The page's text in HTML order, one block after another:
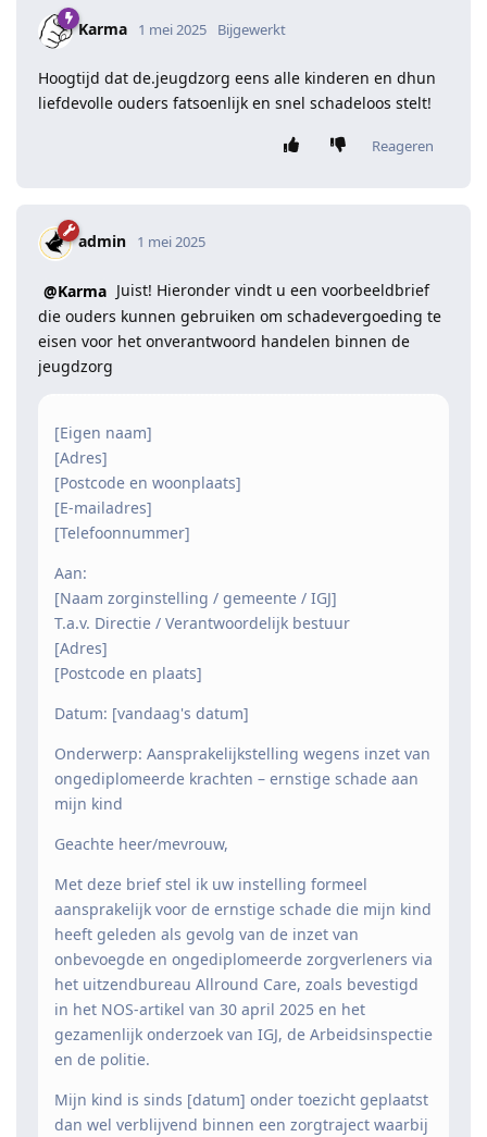
Karma 1 mei 2025 Bijgewerkt
Hoogtijd dat de.jeugdzorg eens alle kinderen en dhun
liefdevolle ouders fatsoenlijk en snel schadeloos stelt!
Reageren
admin 1 mei 2025
@Karma Juist! Hieronder vindt u een voorbeeldbrief
die ouders kunnen gebruiken om schadevergoeding te
eisen voor het onverantwoord handelen binnen de
jeugdzorg
[Eigen naam]
[Adres]
[Postcode en woonplaats]
[E-mailadres]
[Telefoonnummer]
Aan:
[Naam zorginstelling / gemeente / IGJ]
T.a.v. Directie / Verantwoordelijk bestuur
[Adres]
[Postcode en plaats]
Datum: [vandaag's datum]
Onderwerp: Aansprakelijkstelling wegens inzet van
ongediplomeerde krachten – ernstige schade aan
mijn kind
Geachte heer/mevrouw,
Met deze brief stel ik uw instelling formeel
aansprakelijk voor de ernstige schade die mijn kind
heeft geleden als gevolg van de inzet van
onbevoegde en ongediplomeerde zorgverleners via
het uitzendbureau Allround Care, zoals bevestigd
in het NOS-artikel van 30 april 2025 en het
gezamenlijk onderzoek van IGJ, de Arbeidsinspectie
en de politie.
Mijn kind is sinds [datum] onder toezicht geplaatst
dan wel verblijvend binnen een zorgtraject waarbij